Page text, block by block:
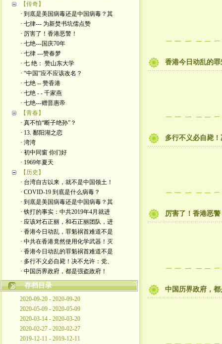
【传奇】
· 到底是美国病毒还是中国病毒？其
· 七律--- 为新焚书坑儒点赞
· 厉害了！香港恶警！
· 七绝---国庆70年
· 七律 ---赞春梦
· 七 绝： 赞山东大学
· “中国”应不应该改名？
· 七绝 -- 赞香港
· 七绝 - - 千家燕
· 七绝---赠晋惠帝
【青春】
· 真不怕“断子绝孙”？
· 13. 鄱阳湖之恋
· 湾湾
· 初中同窗 你们好
· 1969年夏天
【历史】
· 台湾自古以来，就不是中国领土！
· COVID-19 到底是什么病毒？
· 到底是美国病毒还是中国病毒？其
· 铁打的事实：中共2019年4月就进
· 应该对石正丽，和石正丽团队，进
· 香港今日动乱，罪魁祸首难道不是
· 中共在香港竟然使用化学武器！灭
· 香港今日动乱的罪魁祸首难道不是
· 多行不义必自毙！决不允许：党、
· 中国历界政府，都是强盗政府！
存档目录
2020-09-20 - 2020-09-20
2020-05-09 - 2020-05-09
2020-03-14 - 2020-03-20
2020-02-27 - 2020-02-27
2019-12-11 - 2019-12-11
香港今日动乱的
多行不义必自毙
厉害了！香港恶警
中国历界政府，